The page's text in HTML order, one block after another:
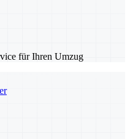
für Ihren Umzug